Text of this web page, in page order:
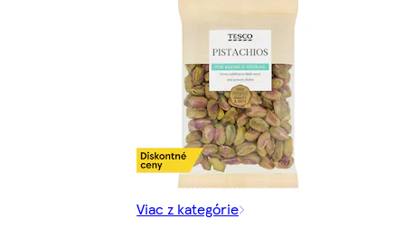
Viac z kategórie